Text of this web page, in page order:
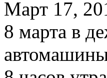
Март 17,
8 марта в